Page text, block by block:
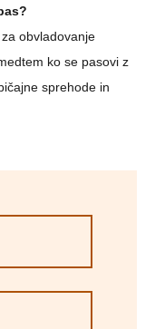
obvladovanje
ko se pasovi z
sprehode in